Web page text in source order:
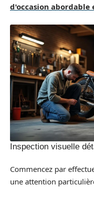
d'occasion abordable
Inspection visuelle
Commencez par
une attention